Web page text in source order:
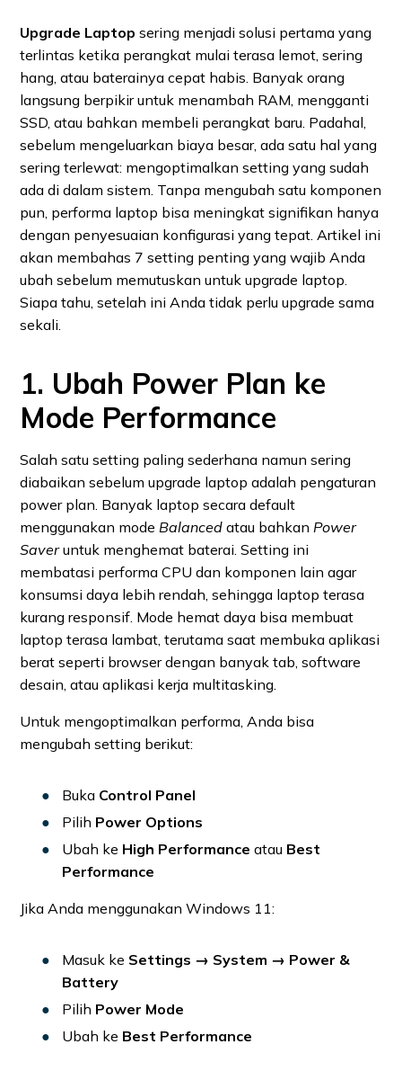
Upgrade Laptop sering menjadi solusi pertama yang
terlintas ketika perangkat mulai terasa lemot, sering
hang, atau baterainya cepat habis. Banyak orang
langsung berpikir untuk menambah RAM, mengganti
SSD, atau bahkan membeli perangkat baru. Padahal,
sebelum mengeluarkan biaya besar, ada satu hal yang
sering terlewat: mengoptimalkan setting yang sudah
ada di dalam sistem. Tanpa mengubah satu komponen
pun, performa laptop bisa meningkat signifikan hanya
dengan penyesuaian konfigurasi yang tepat. Artikel ini
akan membahas 7 setting penting yang wajib Anda
ubah sebelum memutuskan untuk upgrade laptop.
Siapa tahu, setelah ini Anda tidak perlu upgrade sama
sekali.
1. Ubah Power Plan ke
Mode Performance
Salah satu setting paling sederhana namun sering
diabaikan sebelum upgrade laptop adalah pengaturan
power plan. Banyak laptop secara default
menggunakan modeBalanced atau bahkanPower
Saveruntuk menghemat baterai. Setting ini
membatasi performa CPU dan komponen lain agar
konsumsi daya lebih rendah, sehingga laptop terasa
kurang responsif. Mode hemat daya bisa membuat
laptop terasa lambat, terutama saat membuka aplikasi
berat seperti browser dengan banyak tab, software
desain, atau aplikasi kerja multitasking.
Untuk mengoptimalkan performa, Anda bisa
mengubah setting berikut:
Buka Control Panel
Pilih Power Options
Ubah ke High Performance atau Best
Performance
Jika Anda menggunakan Windows 11:
Masuk ke Settings → System → Power &
Battery
Pilih Power Mode
Ubah ke Best Performance